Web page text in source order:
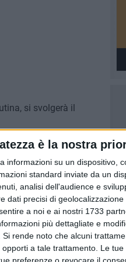
è la nostra
informazioni su un dispositivo,
standard inviate da un
analisi dell'audience e
dati precisi di
a noi e ai nostri 1733
più dettagliate e
Si rende noto che alcuni
a tale trattamento. Le
si svolgerà il
circa la regolarità
affermativa» hanno
acquisti dagli
il programma